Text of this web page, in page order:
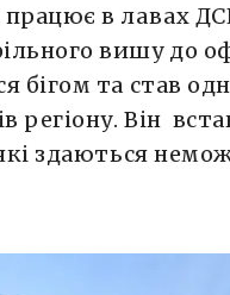
працює в лавах
вишу до
бігом та став
регіону. Він
здаються